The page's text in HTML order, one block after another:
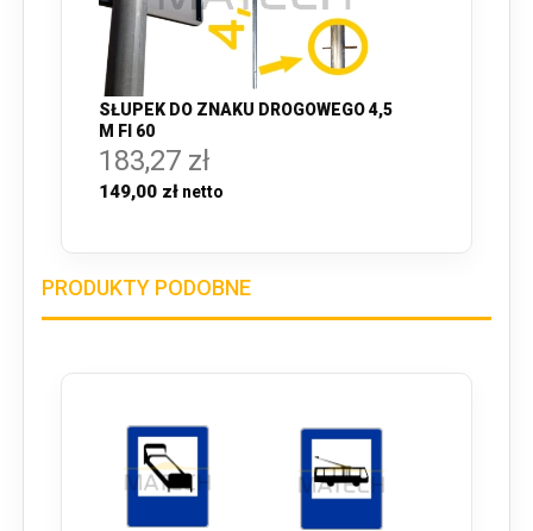
SŁUPEK DO ZNAKU DROGOWEGO 4,5
M FI 60
183,27 zł
149,00 zł
PRODUKTY PODOBNE